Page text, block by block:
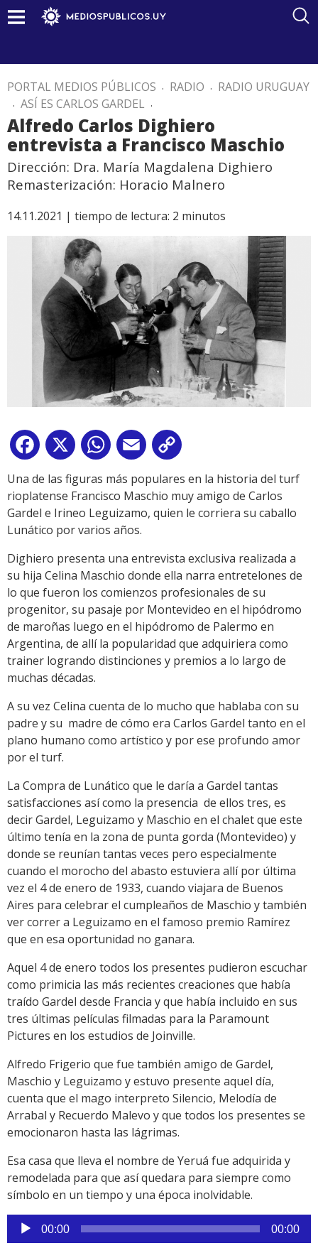
PORTAL MEDIOS PÚBLICOS . RADIO . RADIO URUGUAY
. ASÍ ES CARLOS GARDEL .
Alfredo Carlos Dighiero
entrevista a Francisco Maschio
Dirección: Dra. María Magdalena Dighiero
Remasterización: Horacio Malnero
14.11.2021 | tiempo de lectura: 2 minutos
Facebook
X WhatsApp
Email
Link
Una de las figuras más populares en la historia del turf
rioplatense Francisco Maschio muy amigo de Carlos
Gardel e Irineo Leguizamo, quien le corriera su caballo
Lunático por varios años.
Dighiero presenta una entrevista exclusiva realizada a
su hija Celina Maschio donde ella narra entretelones de
lo que fueron los comienzos profesionales de su
progenitor, su pasaje por Montevideo en el hipódromo
de maroñas luego en el hipódromo de Palermo en
Argentina, de allí la popularidad que adquiriera como
trainer logrando distinciones y premios a lo largo de
muchas décadas.
A su vez Celina cuenta de lo mucho que hablaba con su
padre y su madre de cómo era Carlos Gardel tanto en el
plano humano como artístico y por ese profundo amor
por el turf.
La Compra de Lunático que le daría a Gardel tantas
satisfacciones así como la presencia de ellos tres, es
decir Gardel, Leguizamo y Maschio en el chalet que este
último tenía en la zona de punta gorda (Montevideo) y
donde se reunían tantas veces pero especialmente
cuando el morocho del abasto estuviera allí por última
vez el 4 de enero de 1933, cuando viajara de Buenos
Aires para celebrar el cumpleaños de Maschio y también
ver correr a Leguizamo en el famoso premio Ramírez
que en esa oportunidad no ganara.
Aquel 4 de enero todos los presentes pudieron escuchar
como primicia las más recientes creaciones que había
traído Gardel desde Francia y que había incluido en sus
tres últimas películas filmadas para la Paramount
Pictures en los estudios de Joinville.
Alfredo Frigerio que fue también amigo de Gardel,
Maschio y Leguizamo y estuvo presente aquel día,
cuenta que el mago interpreto Silencio, Melodía de
Arrabal y Recuerdo Malevo y que todos los presentes se
emocionaron hasta las lágrimas.
Esa casa que lleva el nombre de Yeruá fue adquirida y
remodelada para que así quedara para siempre como
símbolo en un tiempo y una época inolvidable.
Reproductor
de
00:00 00:00